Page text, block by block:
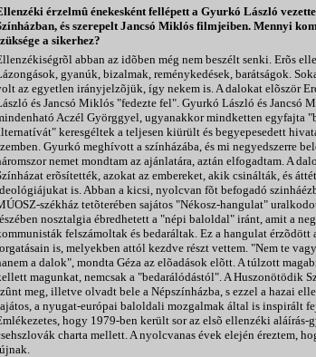
érzelmû énekesként fellépett a Gyurkó László
és szerepelt Jancsó Miklós filmjeiben. Mennyi
a sikerhez?
abban az idõben még nem beszélt senki. Erõs
gyanúk, bizalmak, reménykedések, barátságok.
az egyetlen irányjelzõjük, így nekem is. A dalokat elõször
és Jancsó Miklós "fedezte fel". Gyurkó László és Jancsó
Aczél Györggyel, ugyanakkor mindketten egyfajta
keresgéltek a teljesen kiürült és begyepesedett
Gyurkó meghívott a színházába, és mi negyedszerre
nemet mondtam az ajánlatára, aztán elfogadtam. A
erõsítették, azokat az embereket, akik csinálták, és
is. Abban a kicsi, nyolcvan fõt befogadó
székház tetõterében sajátos "Nékosz-hangulat"
nosztalgia ébredhetett a "népi baloldal" iránt, amit a
felszámoltak és bedaráltak. Ez a hangulat érzõdött
is, melyekben attól kezdve részt vettem. "Nem te
a dalok", mondta Géza az elõadások elõtt. A túlzott
magunkat, nemcsak a "bedarálódástól". A Huszonötödik
meg, illetve olvadt bele a Népszínházba, s ezzel a hazai
a nyugat-európai baloldali mozgalmak által is inspirált
hogy 1979-ben került sor az elsõ ellenzéki aláírás-
charta mellett. A nyolcvanas évek elején éreztem,